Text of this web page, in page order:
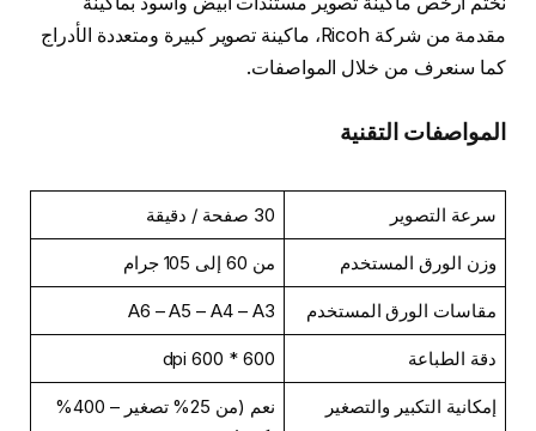
مقدمة من شركة Ricoh، ماكينة تصوير كبيرة ومتعددة الأدراج
كما سنعرف من خلال المواصفات.
المواصفات التقنية
سرعة التصوير 30 صفحة / دقيقة
وزن الورق المستخدم من 60 إلى 105 جرام
مقاسات الورق المستخدم A6 – A5 – A4 – A3
دقة الطباعة 600 * 600 dpi
إمكانية التكبير والتصغير
نعم (من 25% تصغير – 400%